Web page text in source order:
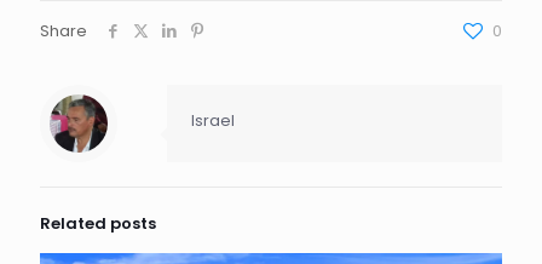
Share 0
Israel
Related posts